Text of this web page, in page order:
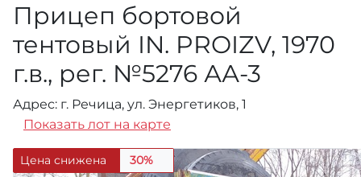
Прицеп бортовой
тентовый IN. PROIZV, 1970
г.в., рег. №5276 АА-3
Адрес: г. Речица, ул. Энергетиков, 1
Показать лот на карте
Цена снижена 30%